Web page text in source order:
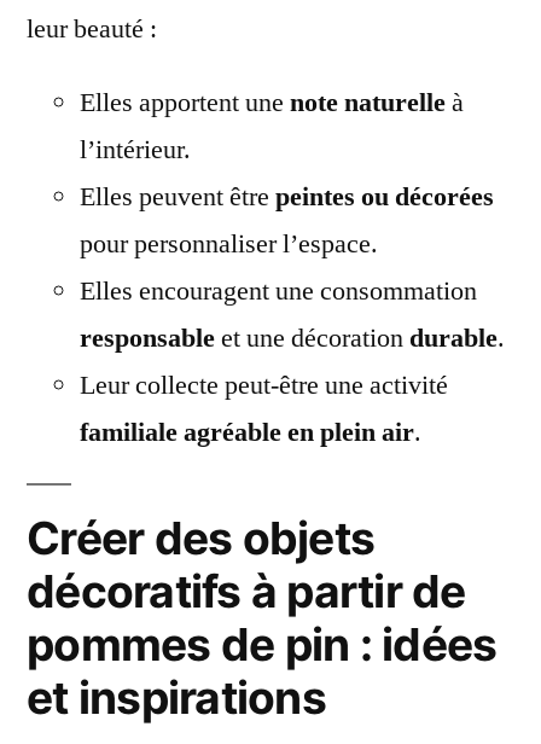
leur beauté :
Elles apportent une note naturelleà
l’intérieur.
Elles peuvent être peintes ou décorées
pour personnaliser l’espace.
Elles encouragent une consommation
responsableet une décoration durable.
Leur collecte peut-être une activité
familiale agréable en plein air.
Créer des objets
décoratifs à partir de
pommes de pin : idées
et inspirations